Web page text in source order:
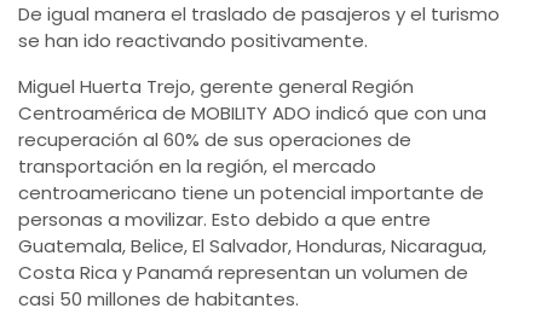
De igual manera el traslado de pasajeros y el turismo
se han ido reactivando positivamente.
Miguel Huerta Trejo, gerente general Región
Centroamérica de MOBILITY ADO indicó que con una
recuperación al 60% de sus operaciones de
transportación en la región, el mercado
centroamericano tiene un potencial importante de
personas a movilizar. Esto debido a que entre
Guatemala, Belice, El Salvador, Honduras, Nicaragua,
Costa Rica y Panamá representan un volumen de
casi 50 millones de habitantes.